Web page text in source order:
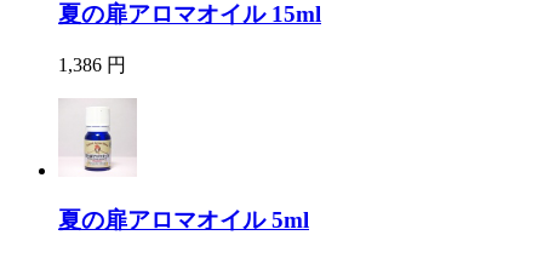
夏の扉アロマオイル 15ml
1,386 円
夏の扉アロマオイル 5ml